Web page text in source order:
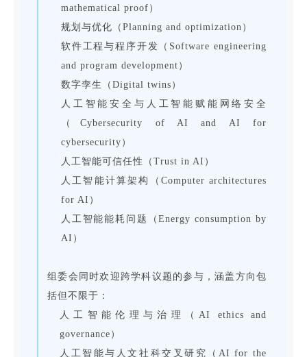
mathematical proof）
规划与优化（Planning and optimization）
软件工程与程序开发（Software engineering
and program development）
数字孪生（Digital twins）
人工智能安全与人工智能赋能网络安全
（Cybersecurity of AI and AI for
cybersecurity）
人工智能可信任性（Trust in AI）
人工智能计算架构（Computer architectures
for AI）
人工智能能耗问题（Energy consumption by
AI）
组委会同时欢迎跨学科议题的参与，涵盖方向包
括但不限于：
人工智能伦理与治理（AI ethics and
governance）
人工智能与人文社科交叉研究（AI for the